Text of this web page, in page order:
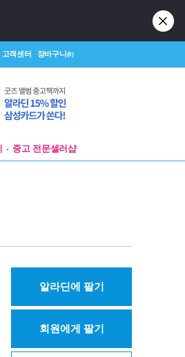
고객센터 장바구니(0)
중고 전문셀러샵
알라딘에 팔기
회원에게 팔기